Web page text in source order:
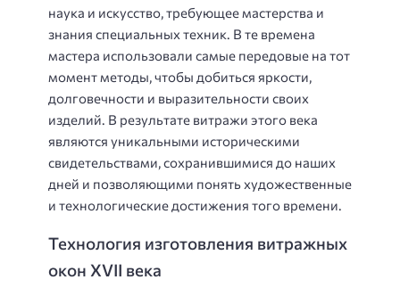
наука и искусство, требующее мастерства и
знания специальных техник. В те времена
мастера использовали самые передовые на тот
момент методы, чтобы добиться яркости,
долговечности и выразительности своих
изделий. В результате витражи этого века
являются уникальными историческими
свидетельствами, сохранившимися до наших
дней и позволяющими понять художественные
и технологические достижения того времени.
Технология изготовления витражных
окон XVII века